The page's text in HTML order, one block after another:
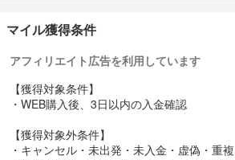
マイル獲得条件
アフィリエイト広告を利用しています
【獲得対象条件】
・WEB購入後、3日以内の入金確認
【獲得対象外条件】
・キャンセル・未出発・未入金・虚偽・重複